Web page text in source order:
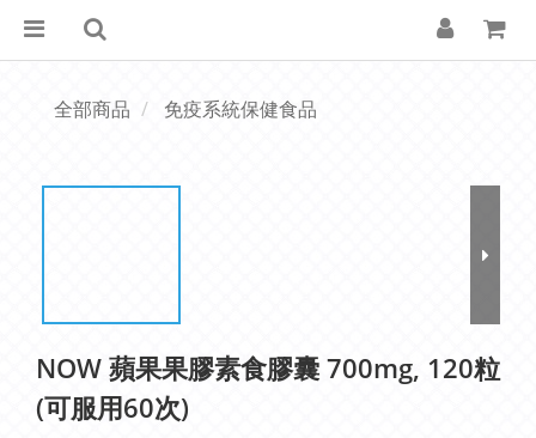
全部商品 免疫系統保健食品
NOW 蘋果果膠素食膠囊 700mg, 120粒
(可服用60次)